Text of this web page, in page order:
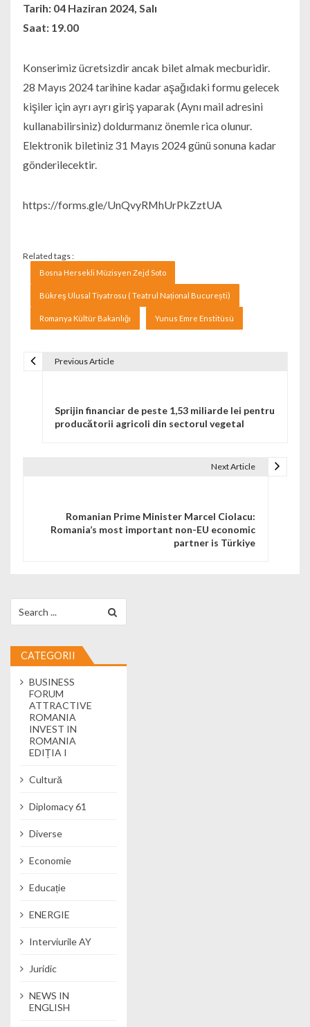
Tarih: 04 Haziran 2024, Salı
Saat: 19.00
Konserimiz ücretsizdir ancak bilet almak mecburidir.
28 Mayıs 2024 tarihine kadar aşağıdaki formu gelecek
kişiler için ayrı ayrı giriş yaparak (Aynı mail adresini
kullanabilirsiniz) doldurmanız önemle rica olunur.
Elektronik biletiniz 31 Mayıs 2024 günü sonuna kadar
gönderilecektir.
https://forms.gle/UnQvyRMhUrPkZztUA
Related tags :
Bosna Hersekli Müzisyen Zejd Soto
Bükreş Ulusal Tiyatrosu ( Teatrul Național București)
Romanya Kültür Bakanlığı Yunus Emre Enstitüsü
Previous Article
Sprijin financiar de peste 1,53 miliarde lei pentru
producătorii agricoli din sectorul vegetal
Next Article
Romanian Prime Minister Marcel Ciolacu:
Romania’s most important non-EU economic
partner is Türkiye
CATEGORII
BUSINESS
FORUM
ATTRACTIVE
ROMANIA
INVEST IN
ROMANIA
EDIȚIA I
Cultură
Diplomacy 61
Diverse
Economie
Educație
ENERGIE
Interviurile AY
Juridic
NEWS IN
ENGLISH